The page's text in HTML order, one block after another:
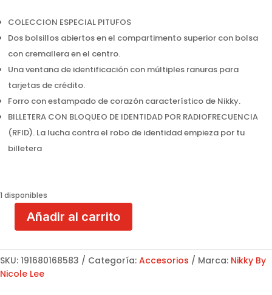
COLECCION ESPECIAL PITUFOS
Dos bolsillos abiertos en el compartimento superior con bolsa
con cremallera en el centro.
Una ventana de identificación con múltiples ranuras para
tarjetas de crédito.
Forro con estampado de corazón característico de Nikky.
BILLETERA CON BLOQUEO DE IDENTIDAD POR RADIOFRECUENCIA
(RFID). La lucha contra el robo de identidad empieza por tu
billetera
1 disponibles
Billetera
NK20375
Smurf
Best
Añadir al carrito
SKU: 191680168583 Categoría: Accesorios Marca: Nikky By
Nicole Lee